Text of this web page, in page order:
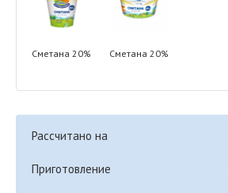
Сметана 20% Сметана 20%
Рассчитано на
Приготовление